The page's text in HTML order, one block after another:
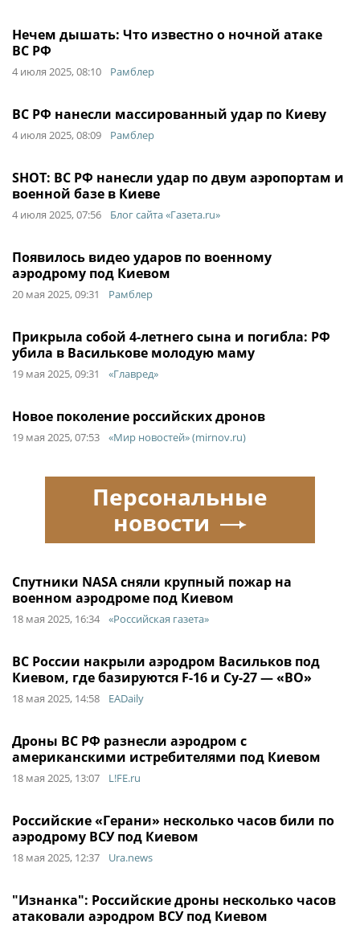
Нечем дышать: Что известно о ночной атаке
ВС РФ
4 июля 2025, 08:10 Рамблер
ВС РФ нанесли массированный удар по Киеву
4 июля 2025, 08:09 Рамблер
SHOT: ВС РФ нанесли удар по двум аэропортам и
военной базе в Киеве
4 июля 2025, 07:56 Блог сайта «Газета.ru»
Появилось видео ударов по военному
аэродрому под Киевом
20 мая 2025, 09:31 Рамблер
Прикрыла собой 4-летнего сына и погибла: РФ
убила в Василькове молодую маму
19 мая 2025, 09:31 «Главред»
Новое поколение российских дронов
19 мая 2025, 07:53 «Мир новостей» (mirnov.ru)
Спутники NASA сняли крупный пожар на
военном аэродроме под Киевом
18 мая 2025, 16:34 «Российская газета»
ВС России накрыли аэродром Васильков под
Киевом, где базируются F-16 и Су-27 — «ВО»
18 мая 2025, 14:58 EADaily
Дроны ВС РФ разнесли аэродром с
американскими истребителями под Киевом
18 мая 2025, 13:07 L!FE.ru
Российские «Герани» несколько часов били по
аэродрому ВСУ под Киевом
18 мая 2025, 12:37 Ura.news
"Изнанка": Российские дроны несколько часов
атаковали аэродром ВСУ под Киевом
Персональные
новости